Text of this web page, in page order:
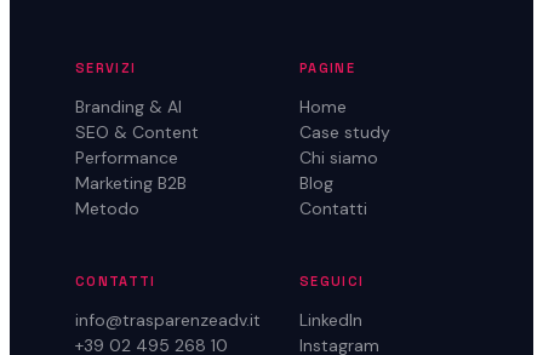
SERVIZI
Branding & AI
SEO & Content
Performance
Marketing B2B
Metodo
PAGINE
Home
Case study
Chi siamo
Blog
Contatti
CONTATTI
info@trasparenzeadv.it
+39 02 495 268 10
SEGUICI
LinkedIn
Instagram